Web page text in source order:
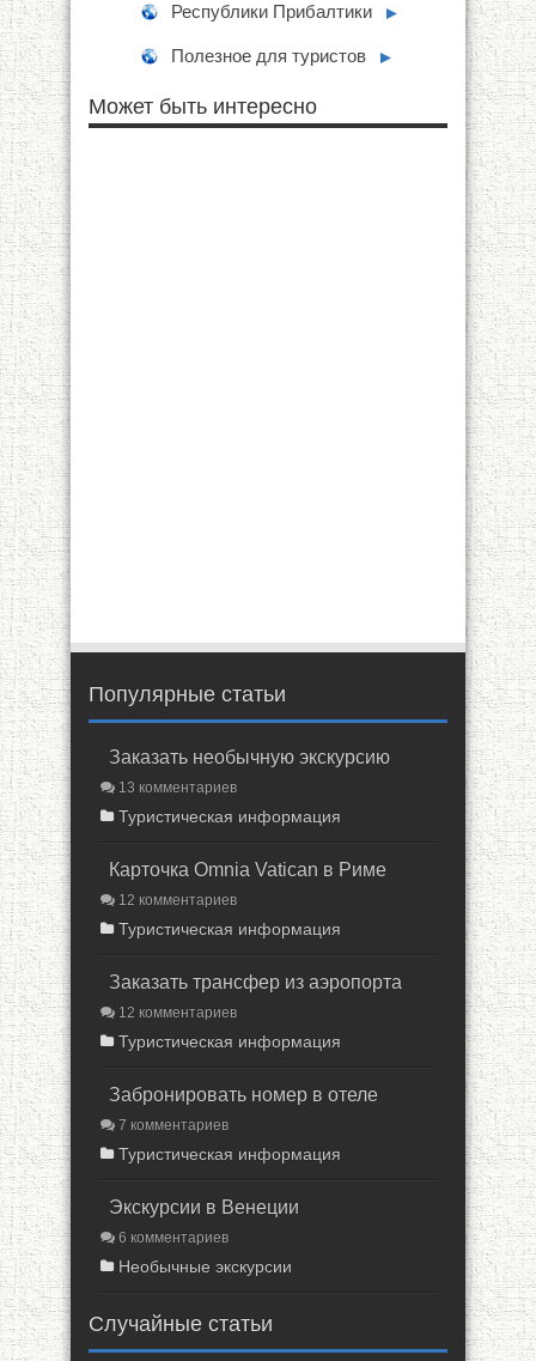
Республики Прибалтики ►
Полезное для туристов ►
Может быть интересно
Популярные статьи
Заказать необычную экскурсию
13 комментариев
Туристическая информация
Карточка Omnia Vatican в Риме
12 комментариев
Туристическая информация
Заказать трансфер из аэропорта
12 комментариев
Туристическая информация
Забронировать номер в отеле
7 комментариев
Туристическая информация
Экскурсии в Венеции
6 комментариев
Необычные экскурсии
Случайные статьи